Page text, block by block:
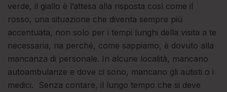
verde, il giallo è l’attesa alla risposta così come il
rosso, una situazione che diventa sempre più
accentuata, non solo per i tempi lunghi della visita a te
necessaria, na perché, come sappiamo, è dovuto alla
mancanza di personale. In alcune località, mancano
autoambulanze e dove ci sono, mancano gli autisti o i
medici. Senza contare, il lungo tempo che si deve